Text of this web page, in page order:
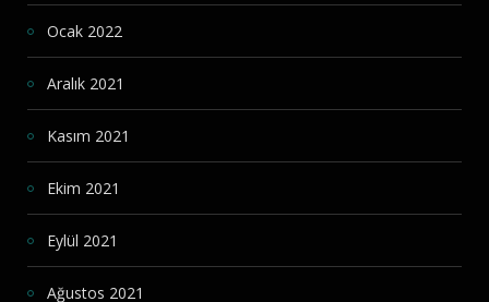
Ocak 2022
Aralık 2021
Kasım 2021
Ekim 2021
Eylül 2021
Ağustos 2021